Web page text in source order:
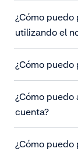
¿Cómo
utilizando el
¿Cómo
¿Cómo
cuenta?
¿Cómo